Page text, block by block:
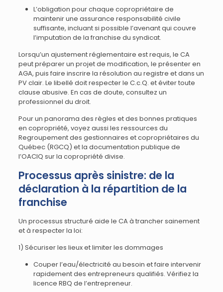
L’obligation pour chaque copropriétaire de
maintenir une assurance responsabilité civile
suffisante, incluant si possible l’avenant qui couvre
l’imputation de la franchise du syndicat.
Lorsqu’un ajustement réglementaire est requis, le CA
peut préparer un projet de modification, le présenter en
AGA, puis faire inscrire la résolution au registre et dans un
PV clair. Le libellé doit respecter le C.c.Q. et éviter toute
clause abusive. En cas de doute, consultez un
professionnel du droit.
Pour un panorama des règles et des bonnes pratiques
en copropriété, voyez aussi les ressources du
Regroupement des gestionnaires et copropriétaires du
Québec (RGCQ) et la documentation publique de
l’OACIQ sur la copropriété divise.
Processus après sinistre: de la
déclaration à la répartition de la
franchise
Un processus structuré aide le CA à trancher sainement
et à respecter la loi:
1) Sécuriser les lieux et limiter les dommages
Couper l’eau/électricité au besoin et faire intervenir
rapidement des entrepreneurs qualifiés. Vérifiez la
licence RBQ de l’entrepreneur.